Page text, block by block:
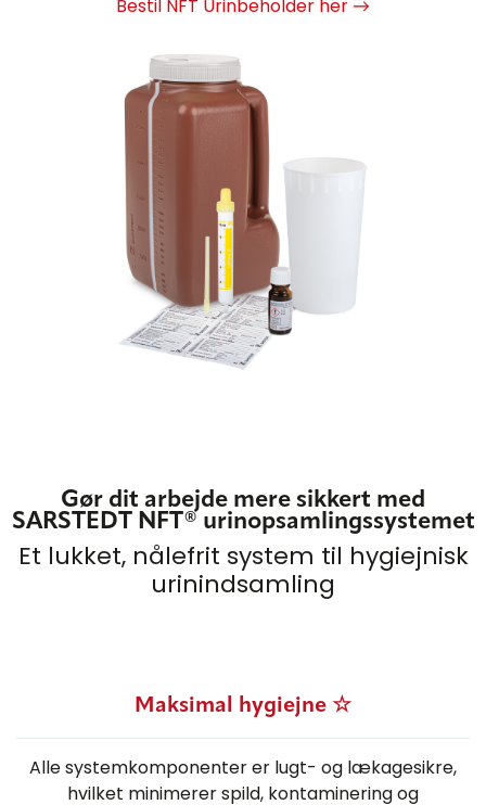
Bestil NFT Urinbeholder her →
Gør dit arbejde mere sikkert med
SARSTEDT NFT® urinopsamlingssystemet
Et lukket, nålefrit system til hygiejnisk
urinindsamling
Maksimal hygiejne ☆
Alle systemkomponenter er lugt- og lækagesikre,
hvilket minimerer spild, kontaminering og